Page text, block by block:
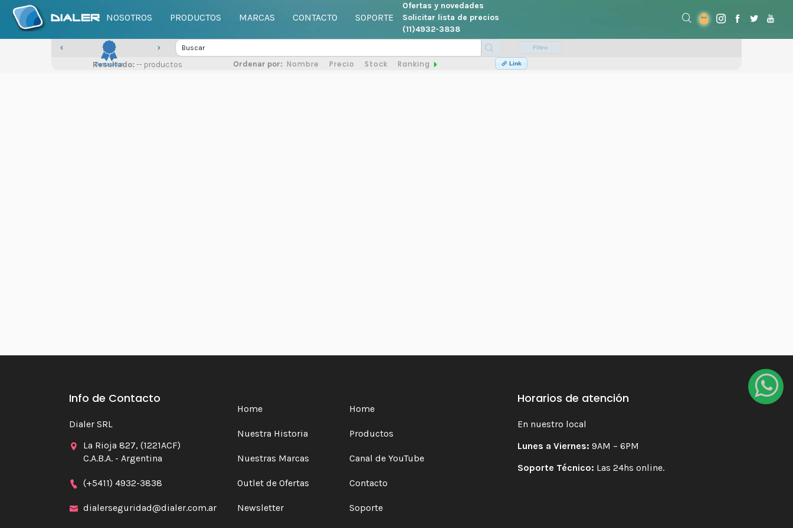
NOSOTROS PRODUCTOS MARCAS CONTACTO SOPORTE
Ofertas y novedades
Solicitar lista de precios
(11)4932-3838
Destacados
Filtro
Resultado:-- productos Ordenar por: Nombre Precio Stock Ranking Link
Info de Contacto
Dialer SRL
La Rioja 827, (1221ACF)
C.A.B.A. - Argentina
(+5411) 4932-3838
dialerseguridad@dialer.com.ar
Home
Nuestra Historia
Nuestras Marcas
Outlet de Ofertas
Newsletter
Home
Productos
Canal de YouTube
Contacto
Soporte
Horarios de atención
En nuestro local
Lunes a Viernes: 9AM – 6PM
Soporte Técnico: Las 24hs online.